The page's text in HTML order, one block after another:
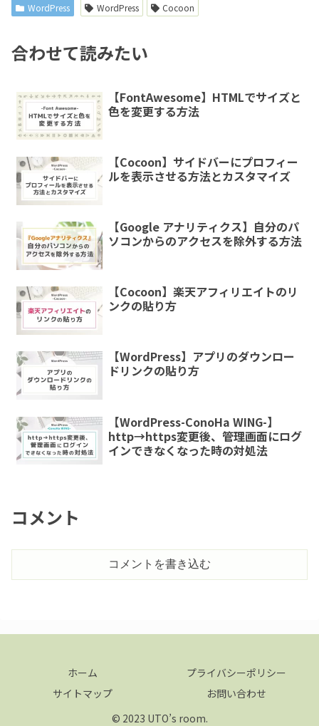
WordPress WordPress Cocoon
合わせて読みたい
【FontAwesome】HTMLでサイズと
色を変更する方法
【Cocoon】サイドバーにプロフィー
ルを表示させる方法とカスタマイズ
【Google アナリティクス】自分のパ
ソコンからのアクセスを除外する方法
【Cocoon】楽天アフィリエイトのリ
ンクの貼り方
【WordPress】アプリのダウンロー
ドリンクの貼り方
【WordPress-ConoHa WING-】
http→https変更後、管理画面にログ
インできなくなった時の対処法
コメント
コメントを書き込む
ホーム
プライバシーポリシー
サイトマップ
お問い合わせ
© 2023 UTO’s room.